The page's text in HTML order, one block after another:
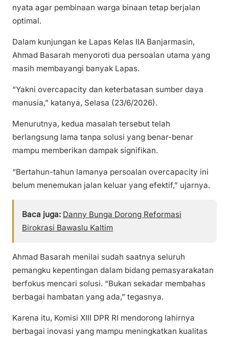
nyata agar pembinaan warga binaan tetap berjalan
optimal.
Dalam kunjungan ke Lapas Kelas IIA Banjarmasin,
Ahmad Basarah menyoroti dua persoalan utama yang
masih membayangi banyak Lapas.
“Yakni overcapacity dan keterbatasan sumber daya
manusia,” katanya, Selasa (23/6/2026).
Menurutnya, kedua masalah tersebut telah
berlangsung lama tanpa solusi yang benar-benar
mampu memberikan dampak signifikan.
“Bertahun-tahun lamanya persoalan overcapacity ini
belum menemukan jalan keluar yang efektif,” ujarnya.
Baca juga: Danny Bunga Dorong Reformasi
Birokrasi Bawaslu Kaltim
Ahmad Basarah menilai sudah saatnya seluruh
pemangku kepentingan dalam bidang pemasyarakatan
berfokus mencari solusi. “Bukan sekadar membahas
berbagai hambatan yang ada,” tegasnya.
Karena itu, Komisi XIII DPR RI mendorong lahirnya
berbagai inovasi yang mampu meningkatkan kualitas